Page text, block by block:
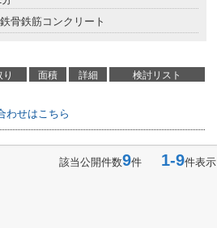
鉄骨鉄筋コンクリート
り 面積 詳細 検討リスト
わせはこちら
該当公開件数9件 1-9件表示